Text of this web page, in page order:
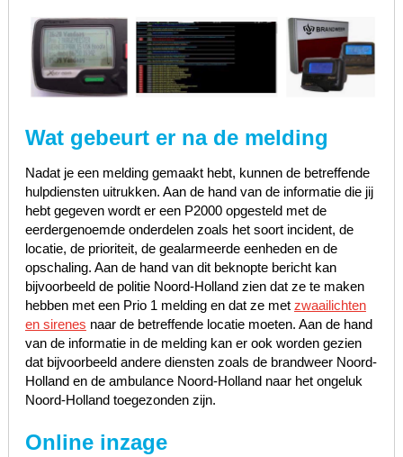
Wat gebeurt er na de melding
Nadat je een melding gemaakt hebt, kunnen de betreffende
hulpdiensten uitrukken. Aan de hand van de informatie die jij
hebt gegeven wordt er een P2000 opgesteld met de
eerdergenoemde onderdelen zoals het soort incident, de
locatie, de prioriteit, de gealarmeerde eenheden en de
opschaling. Aan de hand van dit beknopte bericht kan
bijvoorbeeld de politie Noord-Holland zien dat ze te maken
hebben met een Prio 1 melding en dat ze met zwaailichten
en sirenes naar de betreffende locatie moeten. Aan de hand
van de informatie in de melding kan er ook worden gezien
dat bijvoorbeeld andere diensten zoals de brandweer Noord-
Holland en de ambulance Noord-Holland naar het ongeluk
Noord-Holland toegezonden zijn.
Online inzage